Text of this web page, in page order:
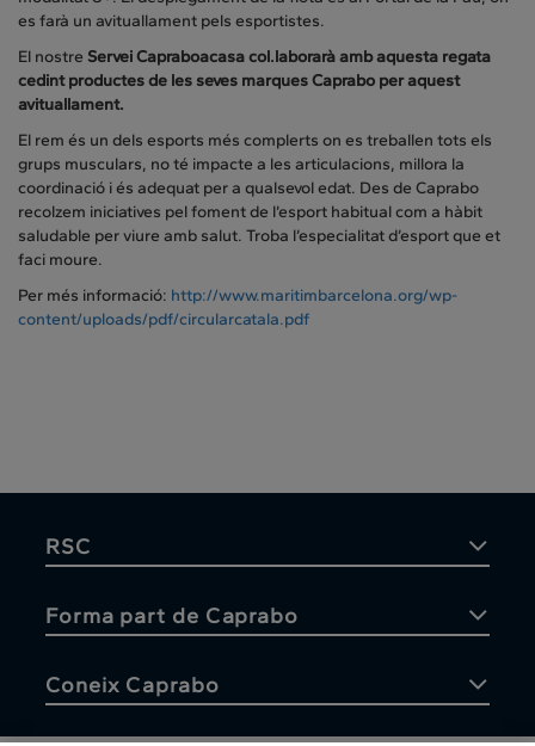
es farà un avituallament pels esportistes.
El nostre Servei Capraboacasa col.laborarà amb aquesta regata
cedint productes de les seves marques Caprabo per aquest
avituallament.
El rem és un dels esports més complerts on es treballen tots els
grups musculars, no té impacte a les articulacions, millora la
coordinació i és adequat per a qualsevol edat. Des de Caprabo
recolzem iniciatives pel foment de l’esport habitual com a hàbit
saludable per viure amb salut. Troba l’especialitat d’esport que et
faci moure.
Per més informació: http://www.maritimbarcelona.org/wp-
content/uploads/pdf/circularcatala.pdf
RSC
Forma part de Caprabo
Coneix Caprabo